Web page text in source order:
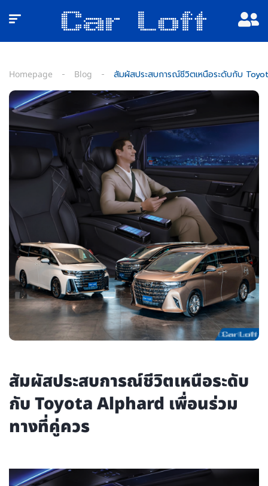
Homepage Blog สัมผัสประสบการณ์ชีวิตเหนือระดับกับ
สัมผัสประสบการณ์ชีวิตเหนือระดับ
กับ Toyota Alphard เพื่อนร่วม
ทางที่คู่ควร